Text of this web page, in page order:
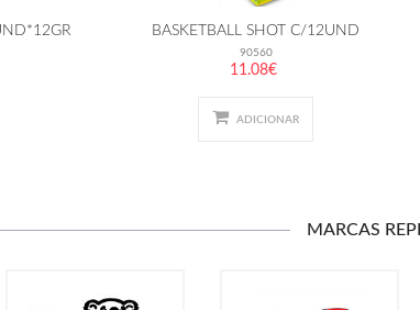
BASKETBALL SHOT C/12UND
90560
11.08€
ADICIONAR
MARCAS